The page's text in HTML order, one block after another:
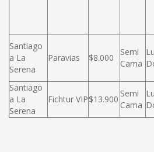
Santiago
a La
Serena
Paravias $8.000
Semi
Cama
Santiago
a La
Serena
Fichtur VIP$13.900
Semi
Cama